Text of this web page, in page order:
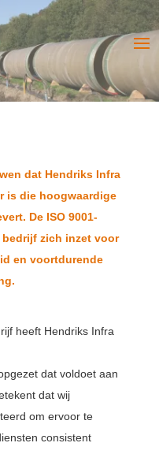
dat Hendriks Infra
is die hoogwaardige
De ISO 9001-
zich inzet voor
en voortdurende
heeft Hendriks Infra
dat voldoet aan
dat wij
om ervoor te
consistent